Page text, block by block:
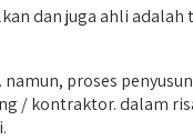
dan juga ahli
proses
/ kontraktor. dalam